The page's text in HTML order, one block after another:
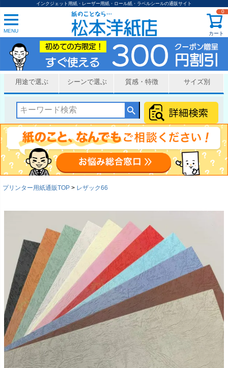
インクジェット用紙・レーザー用紙・ロール紙・ラベルシールの通販サイト
MENU カート
0
用途で選ぶ シーンで選ぶ 質感・特徴 サイズ別
プリンター用紙通販TOP レザック66